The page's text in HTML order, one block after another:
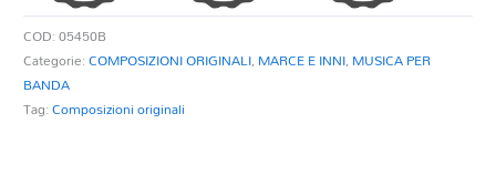
COD:05450B
Categorie:COMPOSIZIONI ORIGINALI, MARCE E INNI, MUSICA PER
BANDA
Tag:Composizioni originali